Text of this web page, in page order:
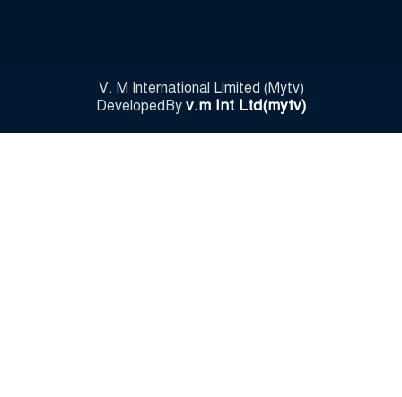
V. M International Limited (Mytv)
DevelopedBy v.m Int Ltd(mytv)